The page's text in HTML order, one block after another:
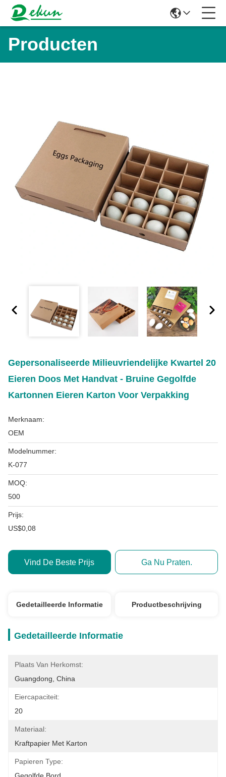
Producten
Gepersonaliseerde Milieuvriendelijke Kwartel 20
Eieren Doos Met Handvat - Bruine Gegolfde
Kartonnen Eieren Karton Voor Verpakking
Merknaam:
OEM
Modelnummer:
K-077
MOQ:
500
Prijs:
US$0,08
Vind De Beste Prijs Ga Nu Praten.
Gedetailleerde Informatie Productbeschrijving
Gedetailleerde Informatie
Plaats Van Herkomst:
Guangdong, China
Eiercapaciteit:
20
Materiaal:
Kraftpapier Met Karton
Papieren Type: